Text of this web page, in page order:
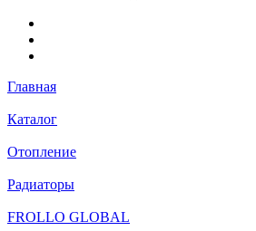
Главная
Каталог
Отопление
Радиаторы
FROLLO GLOBAL